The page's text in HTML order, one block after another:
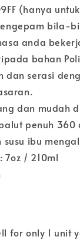
(hanya
bila-
anda
bahan
dan serasi
dan mudah
penuh
ibu
7oz / 210ml
for only 1 unit